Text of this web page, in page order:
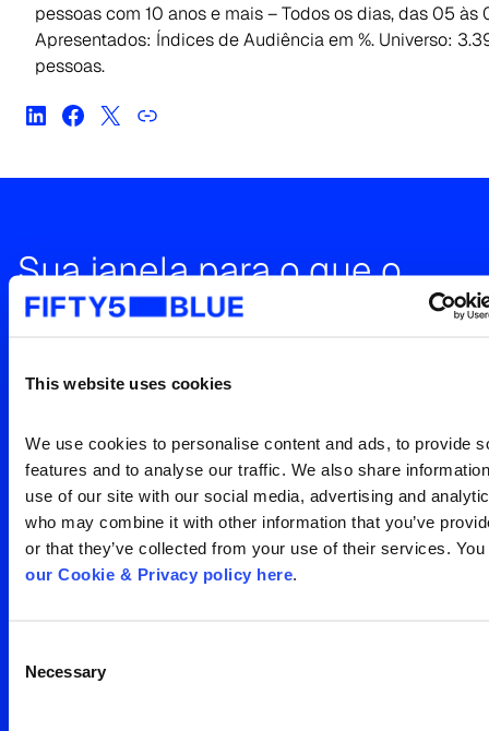
This website uses cookies
We use cookies to personalise content and ads, to provide
features and to analyse our traffic. We also share
use of our site with our social media, advertising and
who may combine it with other information that you’ve
or that they’ve collected from your use of their services.
our Cookie & Privacy policy here.
Selection
Necessary
pessoas com 10 anos e mais – Todos os dias, das 05 às
Apresentados: Índices de Audiência em %. Universo:
pessoas.
Sua janela para o que o
mundo está vendo
visão clara da sua
audiência
Entre em contato